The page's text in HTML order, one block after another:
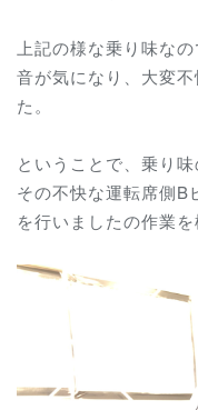
上記の様な乗り味な
音が気になり、大変
た。
ということで、乗り
その不快な運転席側B
を行いましたの作業